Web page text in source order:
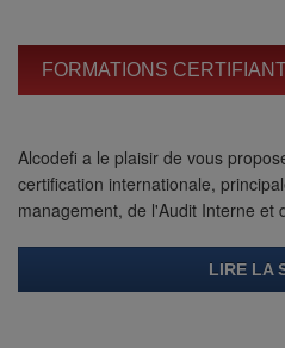
FORMATIONS
Alcodefi a le plaisir de vous
certification internationale,
management, de l'Audit Interne et
LIRE LA